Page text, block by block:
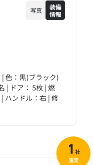
色：黒(ブラック)
| ドア： 5枚 | 燃
ハンドル：右 | 修
写真
装備
情報
1 社
査定